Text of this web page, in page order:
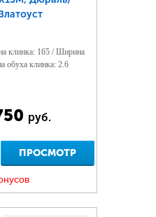
клинка: 165 / Ширина
обуха клинка: 2.6
руб.
ПРОСМОТР